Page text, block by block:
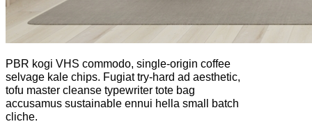
PBR kogi VHS commodo, single-origin coffee
selvage kale chips. Fugiat try-hard ad aesthetic,
tofu master cleanse typewriter tote bag
accusamus sustainable ennui hella small batch
cliche.